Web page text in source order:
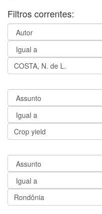
Filtros correntes: